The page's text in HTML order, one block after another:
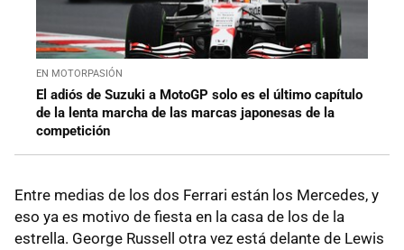
EN MOTORPASIÓN
El adiós de Suzuki a MotoGP solo es el último capítulo
de la lenta marcha de las marcas japonesas de la
competición
Entre medias de los dos Ferrari están los Mercedes, y
eso ya es motivo de fiesta en la casa de los de la
estrella. George Russell otra vez está delante de Lewis